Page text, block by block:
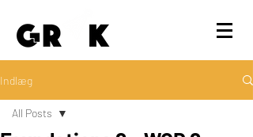
Indlæg
All Posts